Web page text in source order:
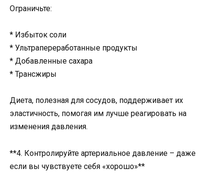
Ограничьте:
* Избыток соли
* Ультрапереработанные продукты
* Добавленные сахара
* Трансжиры
Диета, полезная для сосудов, поддерживает их
эластичность, помогая им лучше реагировать на
изменения давления.
**4. Контролируйте артериальное давление – даже
если вы чувствуете себя «хорошо»**